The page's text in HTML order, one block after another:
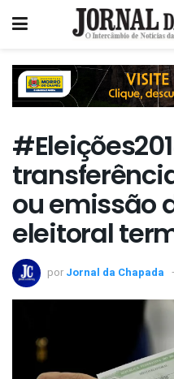
ou emissão
eleitoral
por Jornal da Chapada